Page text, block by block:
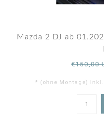
Mazda 2 DJ ab
€150,00
* (ohne Montage)